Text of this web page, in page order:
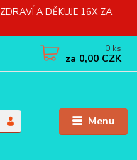
A DĚKUJE 16X ZA
Menu
0 ks
za 0,00 CZK